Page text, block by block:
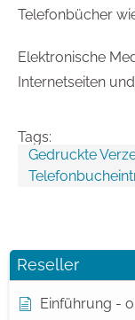
Reseller
Einführung -
Telefonbücher
Elektronische
Internetseiten
Tags:
Gedruckte